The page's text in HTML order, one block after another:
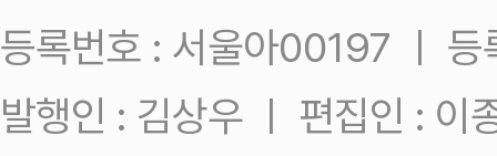
등록번호 : 서울아00197 ㅣ
발행인 : 김상우 ㅣ 편집인 : 이